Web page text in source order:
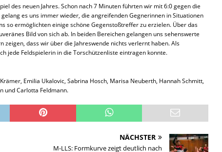
des neuen Jahres. Schon nach 7 Minuten führten wir mit 6:0 gegen die
es uns immer wieder, die angreifenden Gegnerinnen in Situationen
so ermöglichten einige schöne Gegenstoßtreffer zu erzielen. Über das
Bild von sich ab. In beiden Bereichen gelangen uns sehenswerte
zeigen, dass wir über die Jahreswende nichts verlernt haben. Als
jede Feldspielerin in die Torschützenliste eintragen konnte.
Emilia Ukalovic, Sabrina Hosch, Marisa Neuberth, Hannah Schmitt,
und Carlotta Feldmann.
NÄCHSTER
M-LLS: Formkurve zeigt deutlich nach